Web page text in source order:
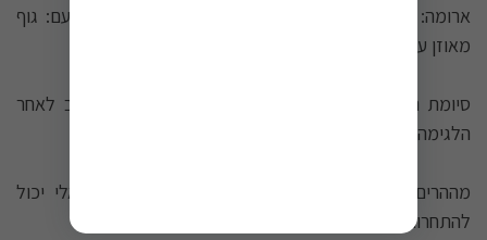
ארומה: ניחוח פרחוני עשיר עם פירות לבנים מעודנים טעם: גוף
מאוזן עם רמזים לעץ קלוי שמעניקים עומק.
סיומת נעימה ומתמשכת שמשמרת את הטעמים זמן רב לאחר
הלגימה.
מההרים אל השולחן - שרדונה שמוכיח שיין לבן ישראלי יכול
להתחרות ברמה הבינלאומית.